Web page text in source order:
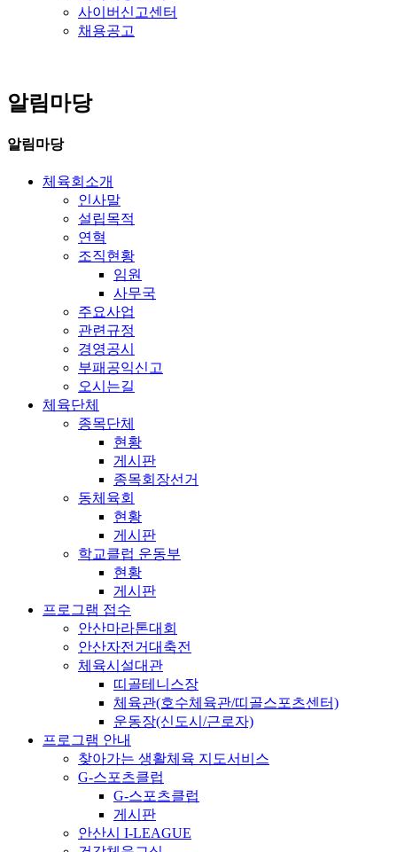
사이버신고센터
채용공고
알림마당
알림마당
체육회소개
인사말
설립목적
연혁
조직현황
임원
사무국
주요사업
관련규정
경영공시
부패공익신고
오시는길
체육단체
종목단체
현황
게시판
종목회장선거
동체육회
현황
게시판
학교클럽 운동부
현황
게시판
프로그램 접수
안산마라톤대회
안산자전거대축전
체육시설대관
띠골테니스장
체육관(호수체육관/띠골스포츠센터)
운동장(신도시/근로자)
프로그램 안내
찾아가는 생활체육 지도서비스
G-스포츠클럽
G-스포츠클럽
게시판
안산시 I-LEAGUE